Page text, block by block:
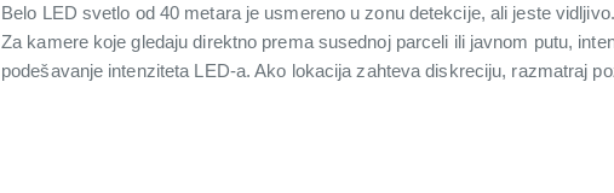
Belo LED svetlo od 40 metara je usmereno u zonu detekcije, ali jeste
Za kamere koje gledaju direktno prema susednoj parceli ili javnom putu,
podešavanje intenziteta LED-a. Ako lokacija zahteva diskreciju, razmatraj